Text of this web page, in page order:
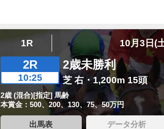
1R 10月3日(
2R
10:25
2歳未勝利
芝 右・1,200m 15頭
2歳 (混合)[指定] 馬齢
本賞金：500、200、130、75、50万円
出馬表 データ分析